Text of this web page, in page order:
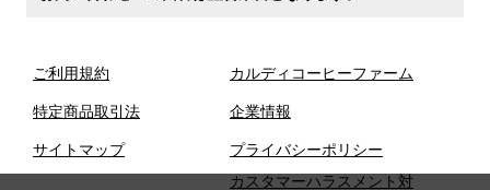
ご利用規約
特定商品取引法
サイトマップ
カルディコーヒーファーム
企業情報
プライバシーポリシー
カスタマーハラスメント対